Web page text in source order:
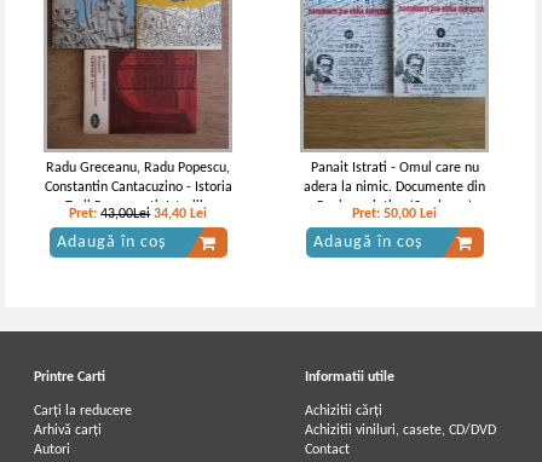
Nicolae Iorga - Istoria Bisericii
Romanesti si a vietii religioase a
romanilor (2 volume)
Radu Greceanu, Radu Popescu,
Constantin Cantacuzino - Istoria
Tarii Romanesti. Istoriile
domnilor Tarii Romanesti.
Cronica (Cronicari munteni, 3
Pret:43,00Lei 34,40 Lei
Adaugă în coș
Panait Istrati - Omul care nu
adera la nimic. Documente din
Rusia sovietica (2 volume)
Pret:50,00 Lei
Adaugă în coș
Printre Carti
Carți la reducere
Arhivă carți
Autori
Informatii utile
Achizitii cărți
Achizitii viniluri, casete, CD/DVD
Contact